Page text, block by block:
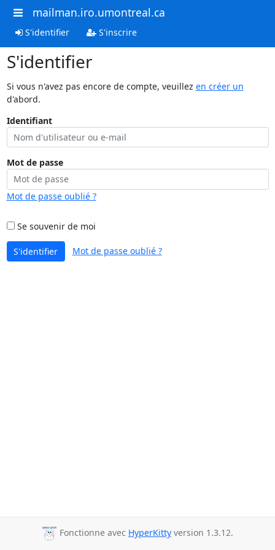
mailman.iro.umontreal.ca
S'identifier S'inscrire
S'identifier
Si vous n'avez pas encore de compte, veuillez en créer un
d'abord.
Identifiant
Mot de passe
Mot de passe oublié ?
Se souvenir de moi
S'identifier Mot de passe oublié ?
Fonctionne avec HyperKitty version 1.3.12.